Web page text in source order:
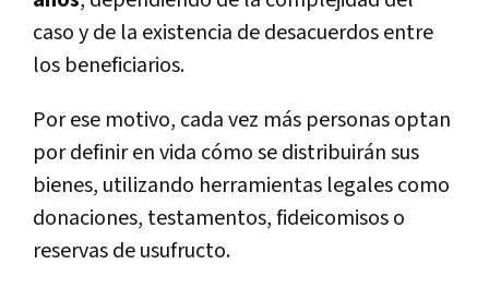
caso y de la existencia de desacuerdos entre
los beneficiarios.
Por ese motivo, cada vez más personas optan
por definir en vida cómo se distribuirán sus
bienes, utilizando herramientas legales como
donaciones, testamentos, fideicomisos o
reservas de usufructo.